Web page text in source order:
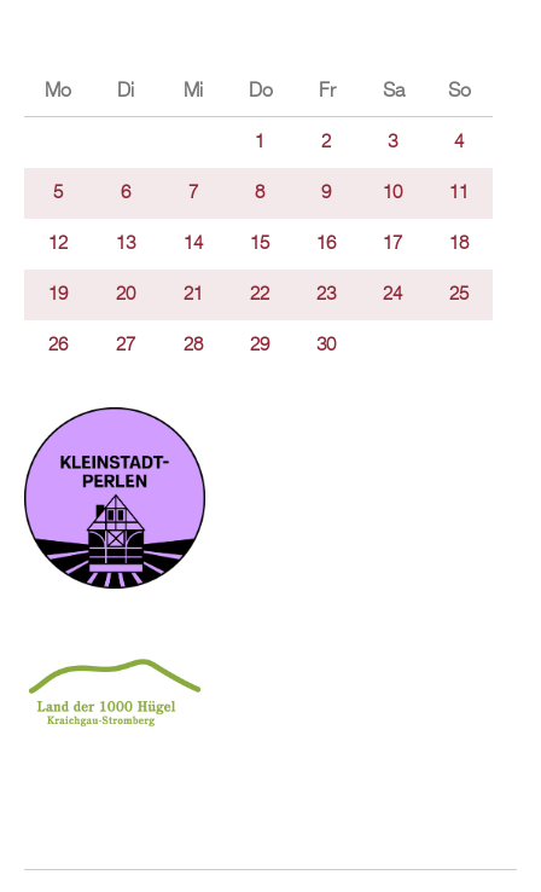
Mo Di Mi Do Fr Sa So
1 2 3 4
5 6 7 8 9 10 11
12 13 14 15 16 17 18
19 20 21 22 23 24 25
26 27 28 29 30